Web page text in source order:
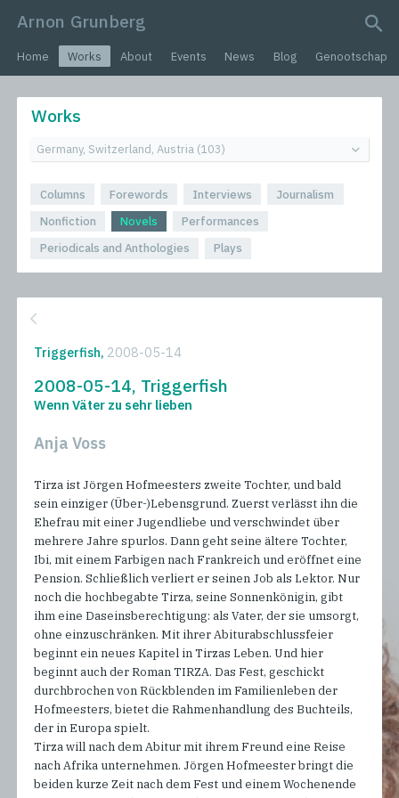
Arnon Grunberg
Home Works About Events News Blog Genootschap
Works
Columns Forewords Interviews
Journalism
Nonfiction
Novels
Performances
Periodicals and Anthologies
Plays
Triggerfish, 2008-05-14
2008-05-14, Triggerfish
Wenn Väter zu sehr lieben
Anja Voss
Tirza ist Jörgen Hofmeesters zweite Tochter, und bald
sein einziger (Über-)Lebensgrund. Zuerst verlässt ihn die
Ehefrau mit einer Jugendliebe und verschwindet über
mehrere Jahre spurlos. Dann geht seine ältere Tochter,
Ibi, mit einem Farbigen nach Frankreich und eröffnet eine
Pension. Schließlich verliert er seinen Job als Lektor. Nur
noch die hochbegabte Tirza, seine Sonnenkönigin, gibt
ihm eine Daseinsberechtigung: als Vater, der sie umsorgt,
ohne einzuschränken. Mit ihrer Abiturabschlussfeier
beginnt ein neues Kapitel in Tirzas Leben. Und hier
beginnt auch der Roman TIRZA. Das Fest, geschickt
durchbrochen von Rückblenden im Familienleben der
Hofmeesters, bietet die Rahmenhandlung des Buchteils,
der in Europa spielt.
Tirza will nach dem Abitur mit ihrem Freund eine Reise
nach Afrika unternehmen. Jörgen Hofmeester bringt die
beiden kurze Zeit nach dem Fest und einem Wochenende